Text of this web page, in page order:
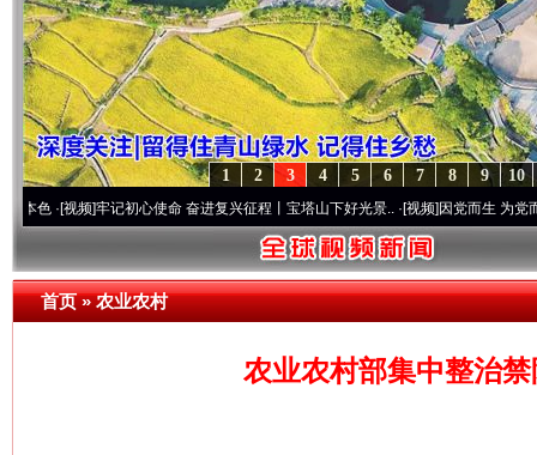
10
9
8
7
6
5
4
3
2
1
牢记初心使命 奋进复兴征程丨宝塔山下好光景..·[视频]因党而生 为党而战——百
首页»农业农村
农业农村部集中整治